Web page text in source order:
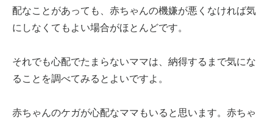
配なことがあっても、赤ちゃんの機嫌が悪くなければ気
にしなくてもよい場合がほとんどです。
それでも心配でたまらないママは、納得するまで気にな
ることを調べてみるとよいですよ。
赤ちゃんのケガが心配なママもいると思います。赤ちゃ